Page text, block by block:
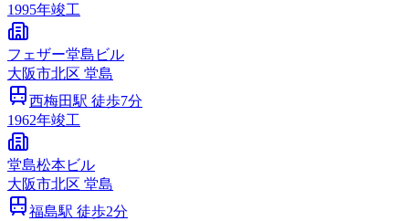
1995年竣工
フェザー堂島ビル
大阪市北区 堂島
西梅田駅 徒歩7分
1962年竣工
堂島松本ビル
大阪市北区 堂島
福島駅 徒歩2分